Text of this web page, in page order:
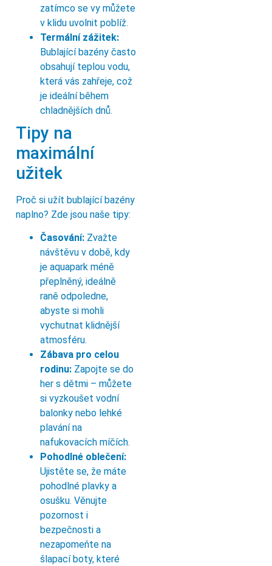
zatímco se vy můžete
v klidu uvolnit poblíž.
Termální zážitek:
Bublající bazény často
obsahují teplou vodu,
která vás zahřeje, což
je ideální během
chladnějších dnů.
Tipy na
maximální
užitek
Proč si užít bublající bazény
naplno? Zde jsou naše tipy:
Časování: Zvažte
návštěvu v době, kdy
je aquapark méně
přeplněný, ideálně
raně odpoledne,
abyste si mohli
vychutnat klidnější
atmosféru.
Zábava pro celou
rodinu: Zapojte se do
her s dětmi – můžete
si vyzkoušet vodní
balonky nebo lehké
plavání na
nafukovacích míčích.
Pohodlné oblečení:
Ujistěte se, že máte
pohodlné plavky a
osušku. Věnujte
pozornost i
bezpečnosti a
nezapomeňte na
šlapací boty, které